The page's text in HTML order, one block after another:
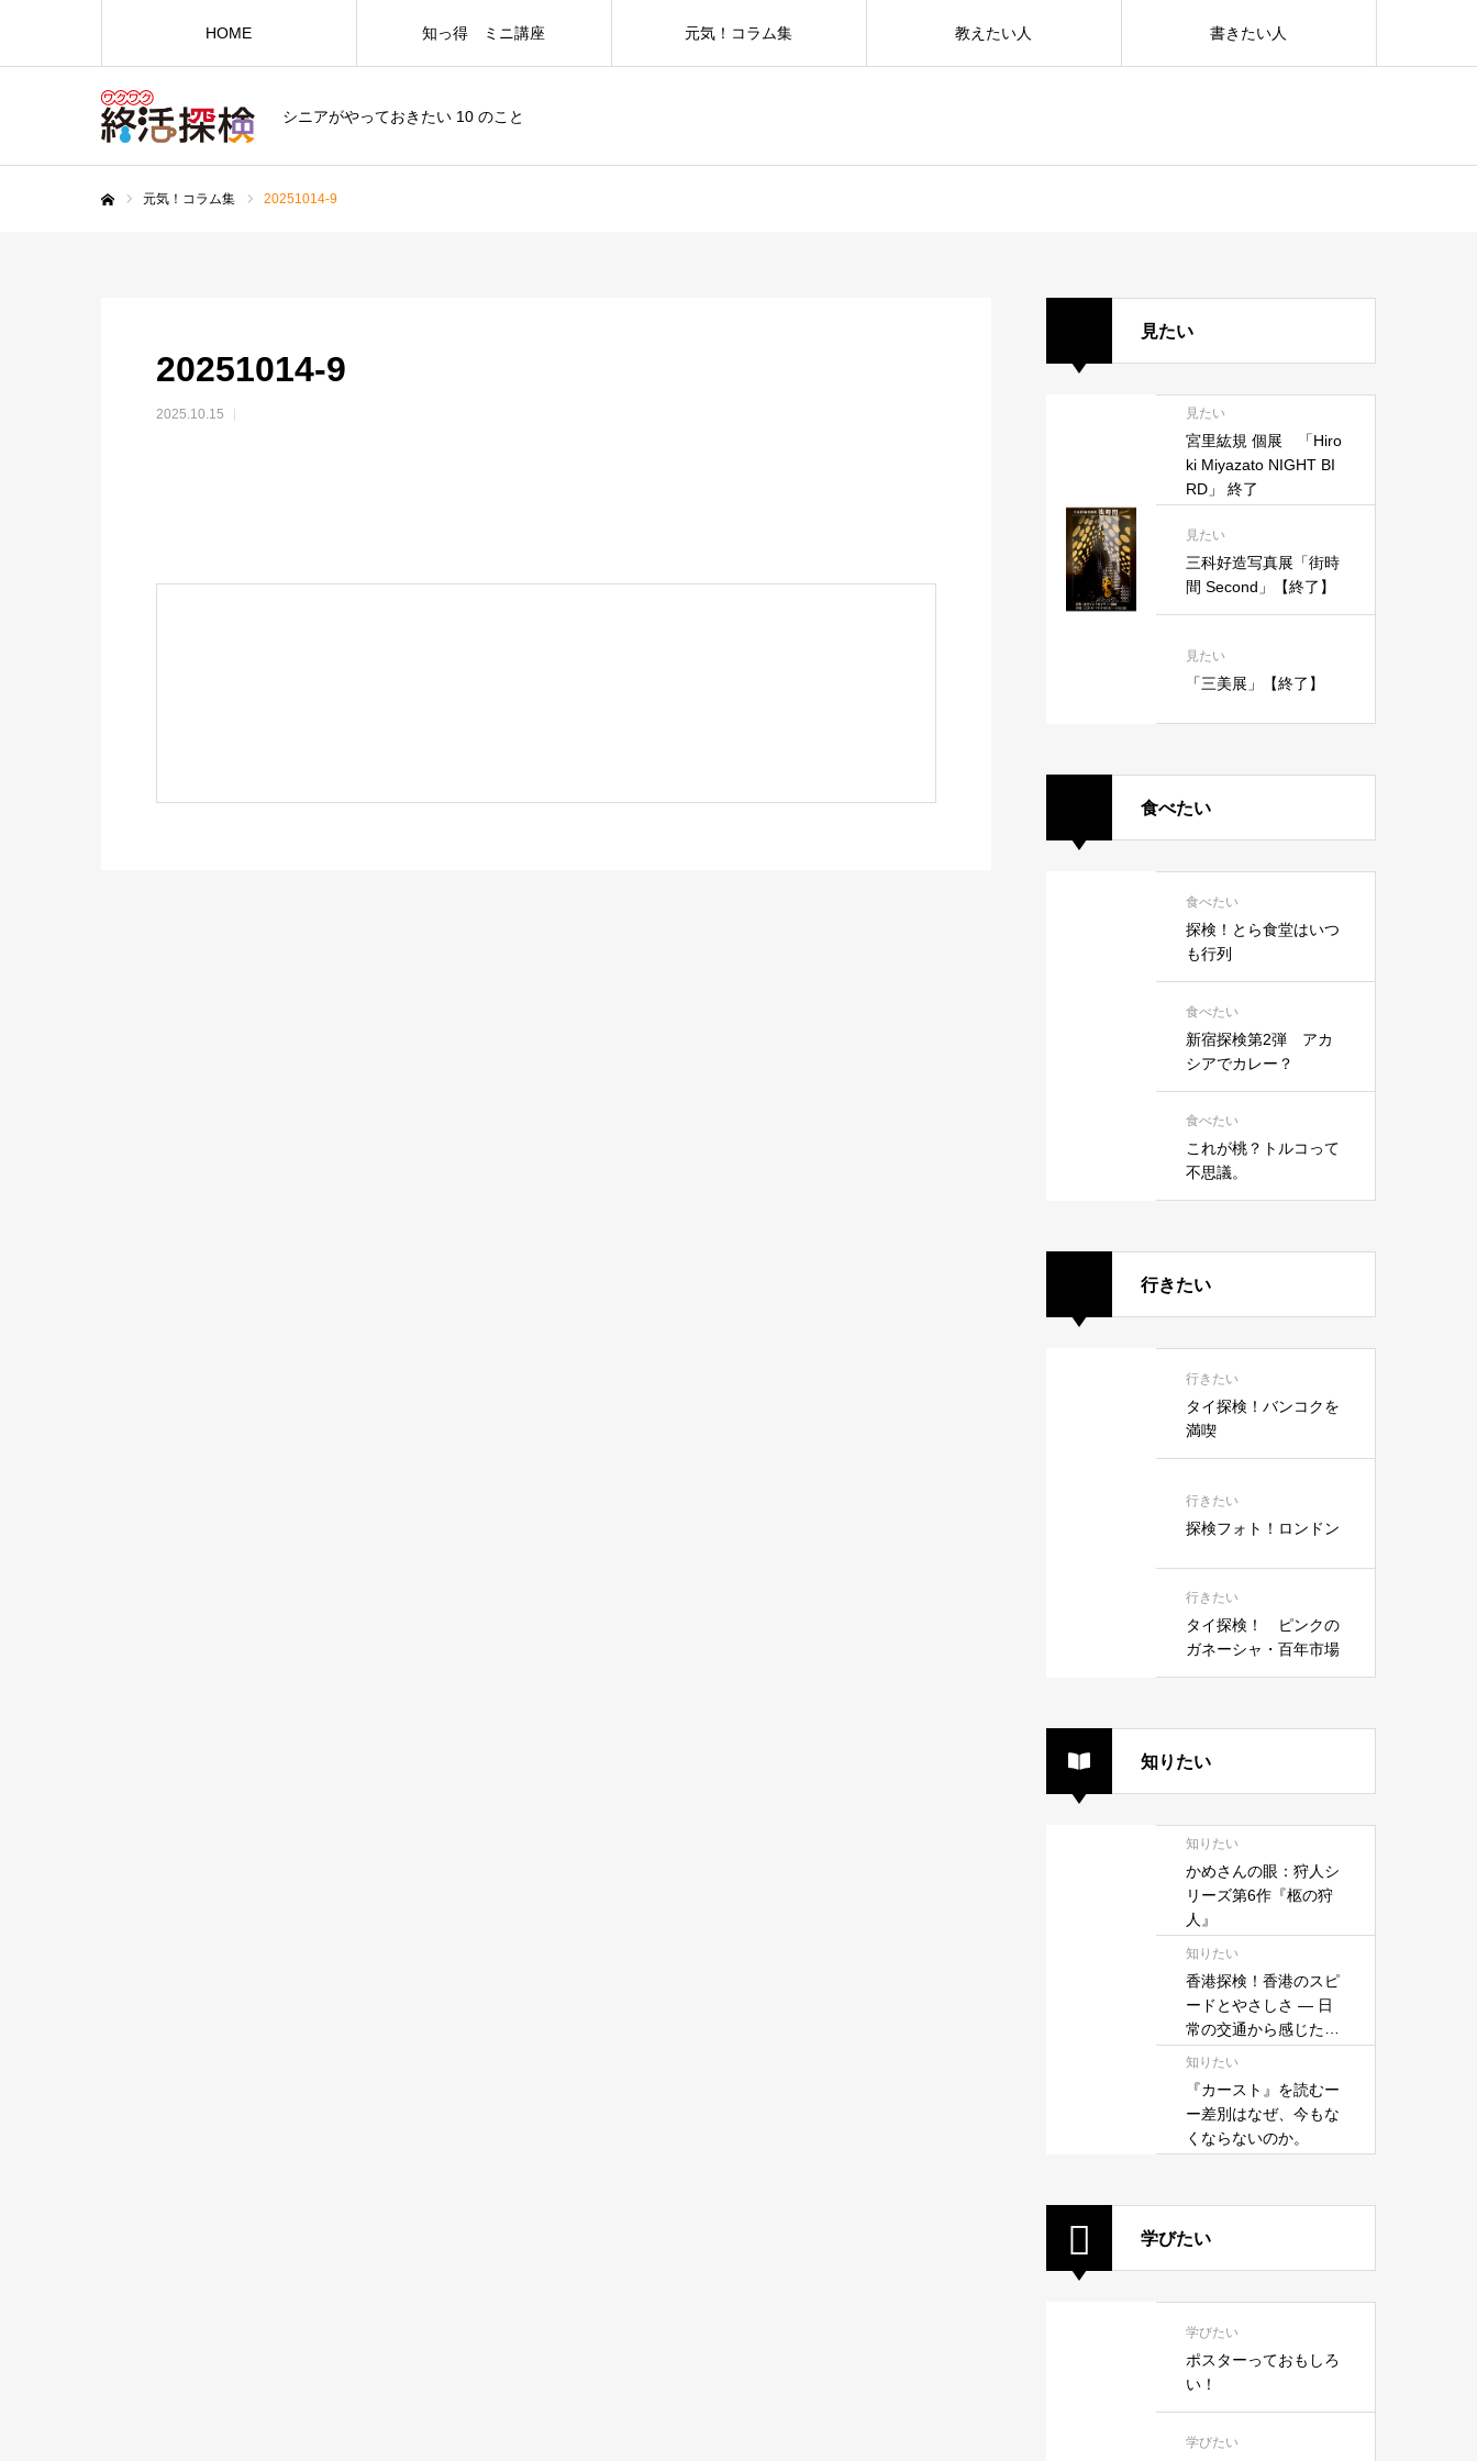
シニアがやっておきたい 10 のこと
HOME 知っ得 ミニ講座 元気！コラム集 教えたい人 書きたい人
元気！コラム集 20251014-9
20251014-9
2025.10.15
見たい
見たい
宮里紘規 個展 「Hiro
ki Miyazato NIGHT BI
RD」 終了
見たい
三科好造写真展「街時
間 Second」【終了】
見たい
「三美展」【終了】
食べたい
食べたい
探検！とら食堂はいつ
も行列
食べたい
新宿探検第2弾 アカ
シアでカレー？
食べたい
これが桃？トルコって
不思議。
行きたい
行きたい
タイ探検！バンコクを
満喫
行きたい
探検フォト！ロンドン
行きたい
タイ探検！ ピンクの
ガネーシャ・百年市場
知りたい
知りたい
かめさんの眼：狩人シ
リーズ第6作『柩の狩
人』
知りたい
香港探検！香港のスピ
ードとやさしさ — 日
常の交通から感じたこ
と —
知りたい
『カースト』を読むー
ー差別はなぜ、今もな
くならないのか。
学びたい
学びたい
ポスターっておもしろ
い！
学びたい